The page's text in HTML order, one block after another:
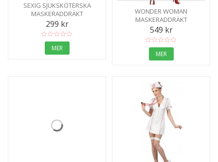
SEXIG SJUKSKÖTERSKA
MASKERADDRÄKT
299 kr
MER
WONDER WOMAN
MASKERADDRÄKT
549 kr
MER